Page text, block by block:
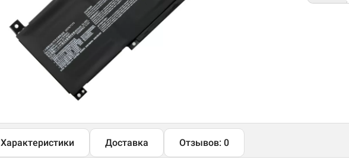
Характеристики Доставка Отзывов: 0